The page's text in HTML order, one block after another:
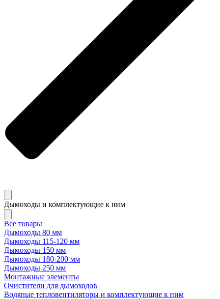
Дымоходы и комплектующие к ним
Все товары
Дымоходы 80 мм
Дымоходы 115-120 мм
Дымоходы 150 мм
Дымоходы 180-200 мм
Дымоходы 250 мм
Монтажные элементы
Очистители для дымоходов
Водяные тепловентиляторы и комплектующие к ним